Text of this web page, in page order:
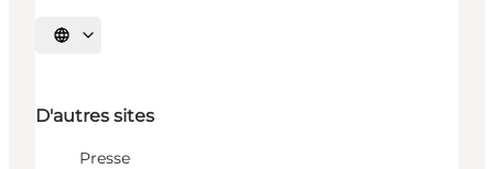
Choisissez la langue
D'autres sites
Presse